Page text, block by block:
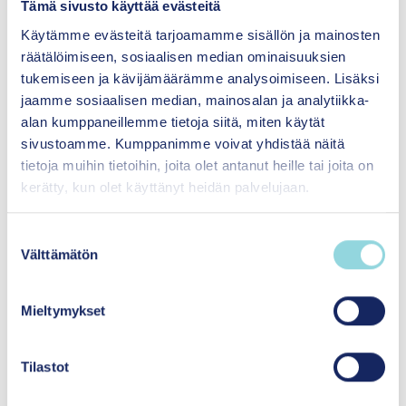
Tämä sivusto käyttää evästeitä
Käytämme evästeitä tarjoamamme sisällön ja mainosten
räätälöimiseen, sosiaalisen median ominaisuuksien
tukemiseen ja kävijämäärämme analysoimiseen. Lisäksi
jaamme sosiaalisen median, mainosalan ja analytiikka-
alan kumppaneillemme tietoja siitä, miten käytät
sivustoamme. Kumppanimme voivat yhdistää näitä
tietoja muihin tietoihin, joita olet antanut heille tai joita on
kerätty, kun olet käyttänyt heidän palvelujaan.
Välttämätön
Mieltymykset
Tilastot
mahdollisuutta.
”Kompleksisissa kysymyksissä monialainen
yhteistyö on usein onnistumisen edellytys.”
Säätiöt ja rahastot ry:nselvitysvuodelta 2021
kertoo, että säätiöt tukivat vuonna 2020 tiedettä
eurolla ja yhteiskunnan muuta
kehittämistoimintaa 150 miljoonalla eurolla.
Säätiöiden yhteiskunnallisen vaikuttavuuden
hoito. Itlan toiminta rahoitetaan pääasiassa